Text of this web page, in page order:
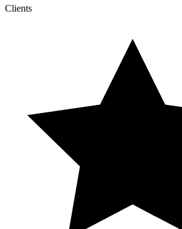
Clients